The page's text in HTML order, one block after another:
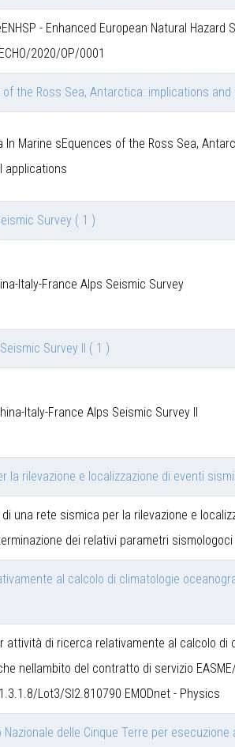
- Enhanced European Natural Hazard
2020/OP/0001
the Ross Sea, Antarctica: implications
In Marine sEquences of the Ross Sea,
applications
Survey ( 1 )
Italy-France Alps Seismic Survey
Survey II ( 1 )
Italy-France Alps Seismic Survey II
la rilevazione e localizzazione di eventi
una rete sismica per la rilevazione e
dei relativi parametri sismologoci
al calcolo di climatologie
attività di ricerca relativamente al calcolo di
nellambito del contratto di servizio EASME/
Lot3/SI2.810790 EMODnet - Physics
Nazionale delle Cinque Terre per